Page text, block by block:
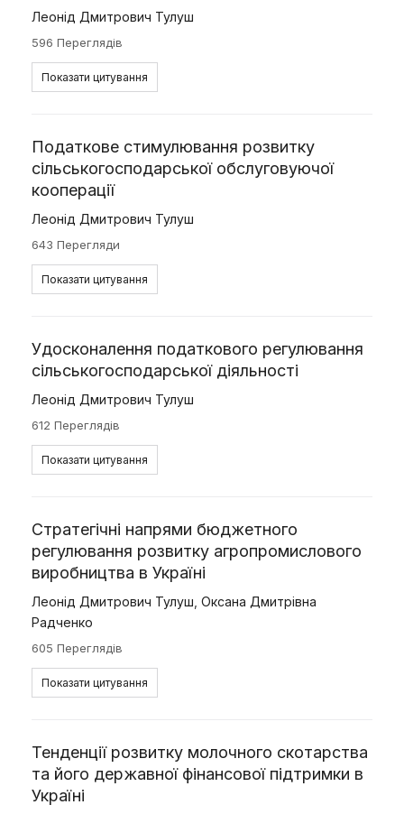
Леонід Дмитрович Тулуш
596 Переглядів
Показати цитування
Податкове стимулювання розвитку
сільськогосподарської обслуговуючої
кооперації
Леонід Дмитрович Тулуш
643 Перегляди
Показати цитування
Удосконалення податкового регулювання
сільськогосподарської діяльності
Леонід Дмитрович Тулуш
612 Переглядів
Показати цитування
Стратегічні напрями бюджетного
регулювання розвитку агропромислового
виробництва в Україні
Леонід Дмитрович Тулуш Оксана Дмитрівна
Радченко
605 Переглядів
Показати цитування
Тенденції розвитку молочного скотарства
та його державної фінансової підтримки в
Україні